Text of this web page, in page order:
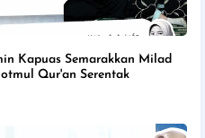
Kapuas Semarakkan Milad
Qur'an Serentak